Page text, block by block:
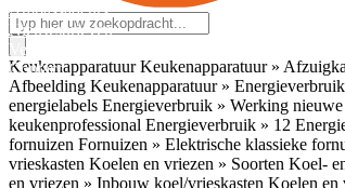
KeukenapparatuurKeukenapparatuur »
Afbeelding Keukenapparatuur » Energieverbruik
energielabels Energieverbruik » Werking
keukenprofessional Energieverbruik » 12
fornuizen Fornuizen » Elektrische klassieke
vrieskasten Koelen en vriezen » Soorten Koel-
en vriezen » Inbouw koel/vrieskasten Koelen en
Ambassadeurs
Nieuwsbrieven
Veelgestelde vragen
Contact